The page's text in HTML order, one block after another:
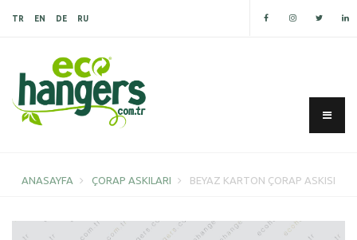
TR EN DE RU
ANASAYFA ÇORAP ASKILARI BEYAZ KARTON ÇORAP ASKISI